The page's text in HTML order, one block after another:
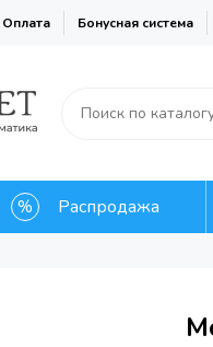
Бонусная система
Распродажа